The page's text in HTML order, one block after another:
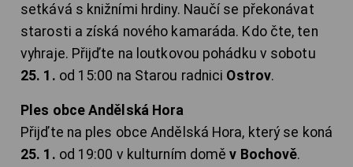
setkává s knižními hrdiny. Naučí se překonávat
starosti a získá nového kamaráda. Kdo čte, ten
vyhraje. Přijďte na loutkovou pohádku v sobotu
25. 1. od 15:00 na Starou radnici Ostrov.
Ples obce Andělská Hora
Přijďte na ples obce Andělská Hora, který se koná
25. 1. od 19:00 v kulturním doměv Bochově.